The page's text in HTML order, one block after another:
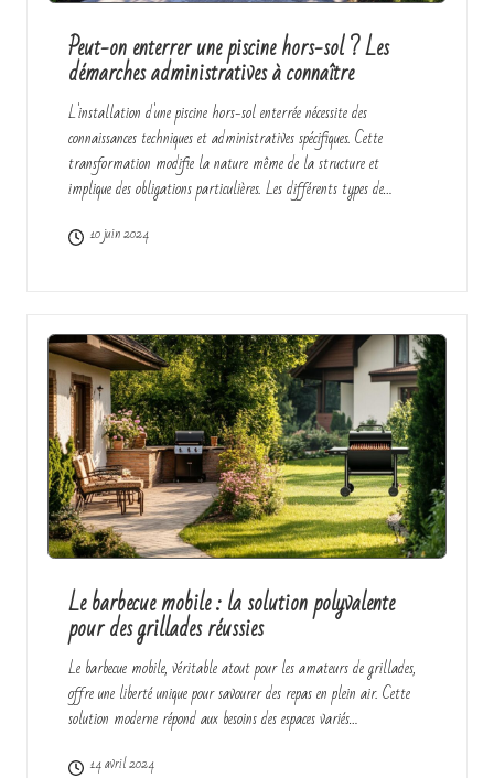
Peut-on enterrer une piscine hors-sol ? Les
démarches administratives à connaître
L'installation d'une piscine hors-sol enterrée nécessite des
connaissances techniques et administratives spécifiques. Cette
transformation modifie la nature même de la structure et
implique des obligations particulières. Les différents types de…
10 juin 2024
Le barbecue mobile : la solution polyvalente
pour des grillades réussies
Le barbecue mobile, véritable atout pour les amateurs de grillades,
offre une liberté unique pour savourer des repas en plein air. Cette
solution moderne répond aux besoins des espaces variés…
14 avril 2024